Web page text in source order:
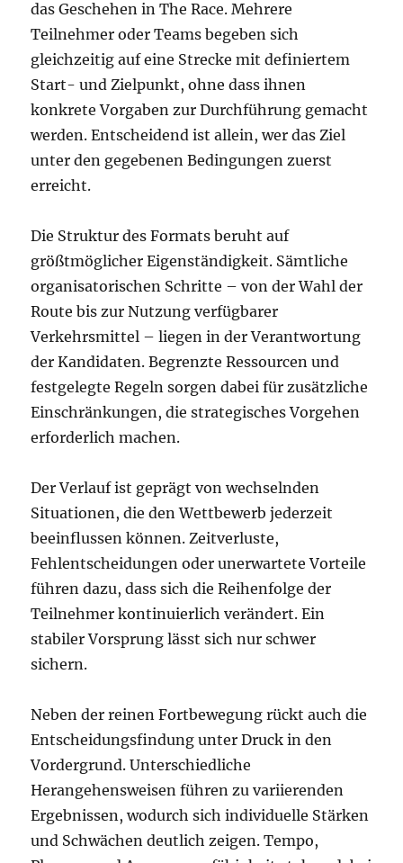
das Geschehen in The Race. Mehrere
Teilnehmer oder Teams begeben sich
gleichzeitig auf eine Strecke mit definiertem
Start- und Zielpunkt, ohne dass ihnen
konkrete Vorgaben zur Durchführung gemacht
werden. Entscheidend ist allein, wer das Ziel
unter den gegebenen Bedingungen zuerst
erreicht.
Die Struktur des Formats beruht auf
größtmöglicher Eigenständigkeit. Sämtliche
organisatorischen Schritte – von der Wahl der
Route bis zur Nutzung verfügbarer
Verkehrsmittel – liegen in der Verantwortung
der Kandidaten. Begrenzte Ressourcen und
festgelegte Regeln sorgen dabei für zusätzliche
Einschränkungen, die strategisches Vorgehen
erforderlich machen.
Der Verlauf ist geprägt von wechselnden
Situationen, die den Wettbewerb jederzeit
beeinflussen können. Zeitverluste,
Fehlentscheidungen oder unerwartete Vorteile
führen dazu, dass sich die Reihenfolge der
Teilnehmer kontinuierlich verändert. Ein
stabiler Vorsprung lässt sich nur schwer
sichern.
Neben der reinen Fortbewegung rückt auch die
Entscheidungsfindung unter Druck in den
Vordergrund. Unterschiedliche
Herangehensweisen führen zu variierenden
Ergebnissen, wodurch sich individuelle Stärken
und Schwächen deutlich zeigen. Tempo,